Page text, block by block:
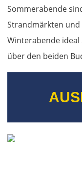
Sommerabende
Strandmärkten
Winterabende
über den beiden
Elchowo
Kardschali